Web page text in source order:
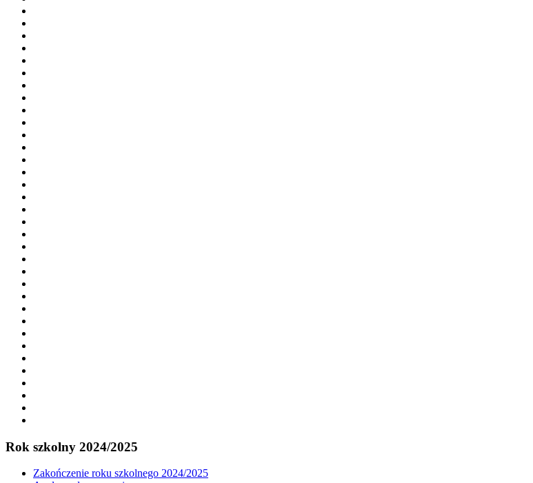
Rok szkolny 2024/2025
Zakończenie roku szkolnego 2024/2025